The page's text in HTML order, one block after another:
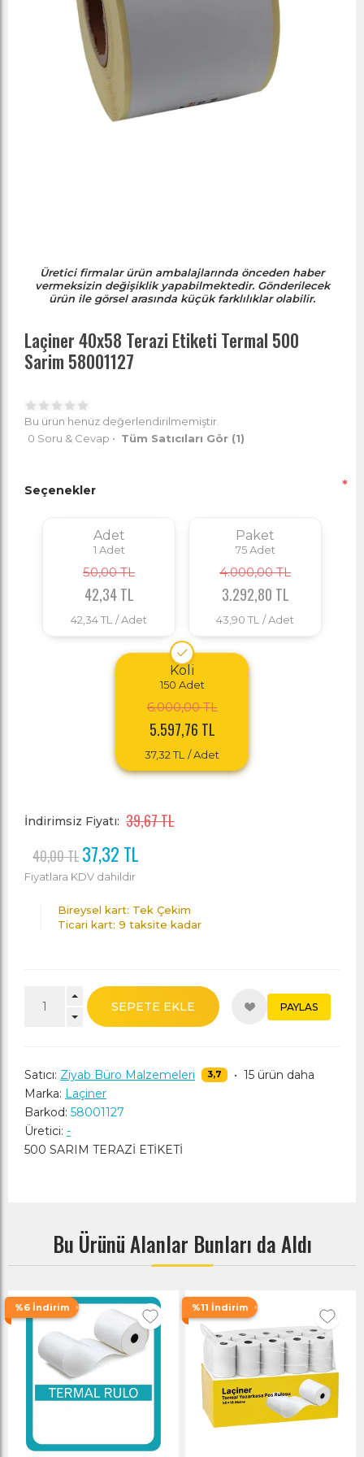
Üretici firmalar ürün ambalajlarında önceden haber
vermeksizin değişiklik yapabilmektedir. Gönderilecek
ürün ile görsel arasında küçük farklılıklar olabilir.
Laçiner 40x58 Terazi Etiketi Termal 500
Sarim 58001127
Bu ürün henüz değerlendirilmemiştir.
0 Soru & Cevap • Tüm Satıcıları Gör (1)
Seçenekler *
Adet
1 Adet
50,00 TL
42,34 TL
42,34 TL / Adet
Paket
75 Adet
4.000,00 TL
3.292,80 TL
43,90 TL / Adet
Koli
150 Adet
6.000,00 TL
5.597,76 TL
37,32 TL / Adet
İndirimsiz Fiyatı: 39,67 TL
40,00 TL 37,32 TL
Fiyatlara KDV dahildir
Bireysel kart: Tek Çekim
Ticari kart: 9 taksite kadar
SEPETE EKLE PAYLAS
Satıcı: Ziyab Büro Malzemeleri 3,7 • 15 ürün daha
Marka: Laçiner
Barkod: 58001127
Üretici: -
500 SARIM TERAZİ ETİKETİ
Bu Ürünü Alanlar Bunları da Aldı
%6 İndirim %11 İndirim